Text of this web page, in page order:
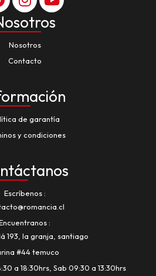
Nosotros
Contacto
de garantía
y condiciones
Escríbenos
193, la granja, santiago
#44 temuco
a 18:30hrs, Sab 09:30 a 13:30hrs